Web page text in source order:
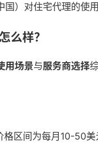
国）对住宅代理的使
么样？
用场景与服务商选择
格区间为每月10-50